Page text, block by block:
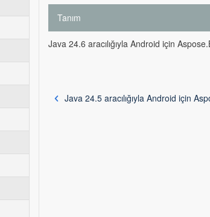
Tanım
Java 24.6 aracılığıyla Android için
Java 24.5 aracılığıyla Android için